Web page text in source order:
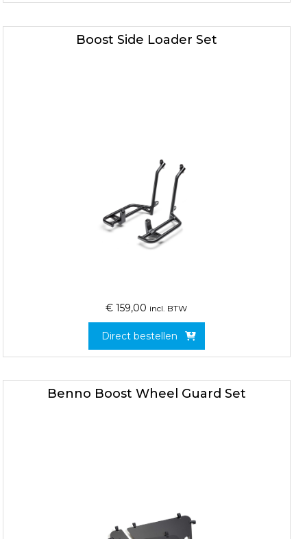
Boost Side Loader Set
€ 159,00 incl. BTW
Direct bestellen
Benno Boost Wheel Guard Set